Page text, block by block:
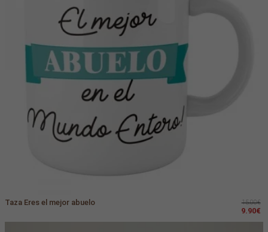
Taza Eres el mejor abuelo 15.00€
9.90€